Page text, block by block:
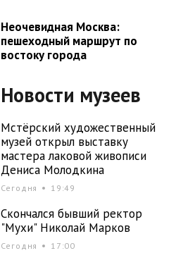
Неочевидная Москва:
пешеходный маршрут по
востоку города
Новости музеев
Мстёрский художественный
музей открыл выставку
мастера лаковой живописи
Дениса Молодкина
Сегодня 19:49
Скончался бывший ректор
"Мухи" Николай Марков
Сегодня 17:00